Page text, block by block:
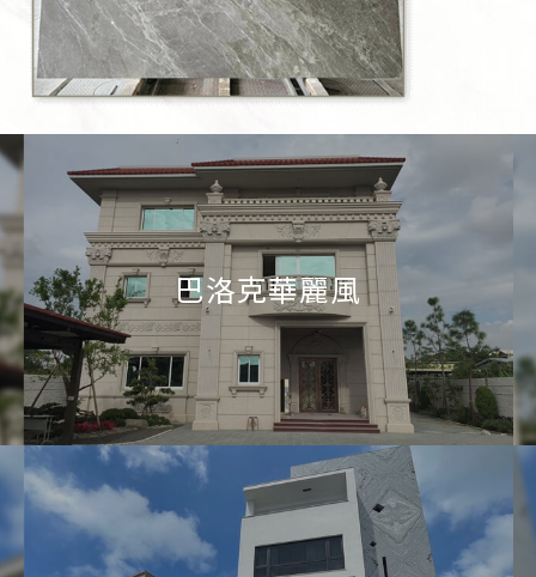
巴洛克華麗風